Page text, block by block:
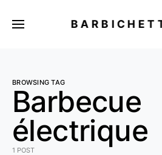
BROWSING TAG
Barbecue
électrique
1 POST